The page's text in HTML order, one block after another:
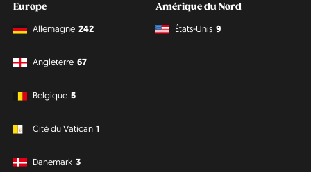
Europe
Allemagne 242
Angleterre 67
Belgique 5
Cité du Vatican 1
Danemark 3
Amérique du Nord
États-Unis 9